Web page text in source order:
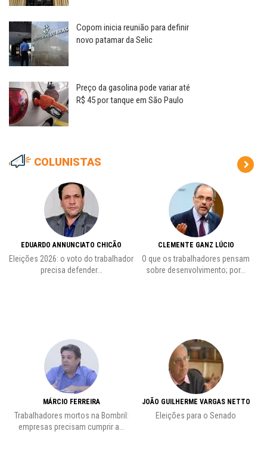
Copom inicia reunião para definir
novo patamar da Selic
Preço da gasolina pode variar até
R$ 45 por tanque em São Paulo
COLUNISTAS
EDUARDO ANNUNCIATO CHICÃO
Eleições 2026: o voto do trabalhador
precisa defender...
MÁRCIO FERREIRA
Trabalhadores mortos na Bombril:
empresas precisam cumprir a...
CLEMENTE GANZ LÚCIO
O que os trabalhadores pensam
sobre desenvolvimento; por...
JOÃO GUILHERME VARGAS NETTO
Eleições para o Senado